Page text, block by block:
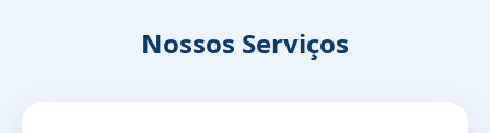
Nossos Serviços